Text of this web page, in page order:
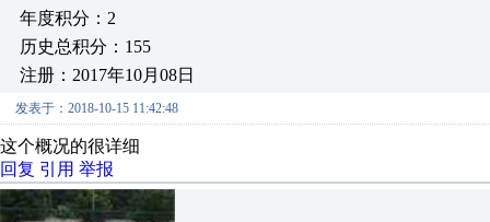
年度积分：2
历史总积分：155
注册：2017年10月08日
发表于：2018-10-15 11:42:48
这个概况的很详细
回复 引用 举报